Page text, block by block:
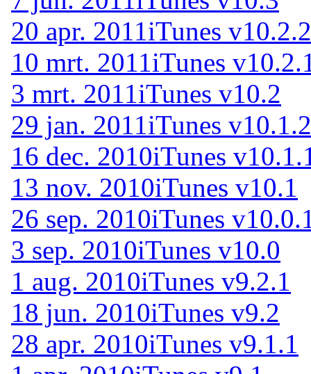
20 apr. 2011 iTunes v10.2.2
10 mrt. 2011 iTunes
3 mrt. 2011 iTunes v10.2
29 jan. 2011 iTunes v10.1.2
16 dec. 2010iTunes
13 nov. 2010iTunes v10.1
26 sep. 2010iTunes
3 sep. 2010iTunes v10.0
1 aug. 2010iTunes v9.2.1
18 jun. 2010iTunes v9.2
28 apr. 2010iTunes v9.1.1